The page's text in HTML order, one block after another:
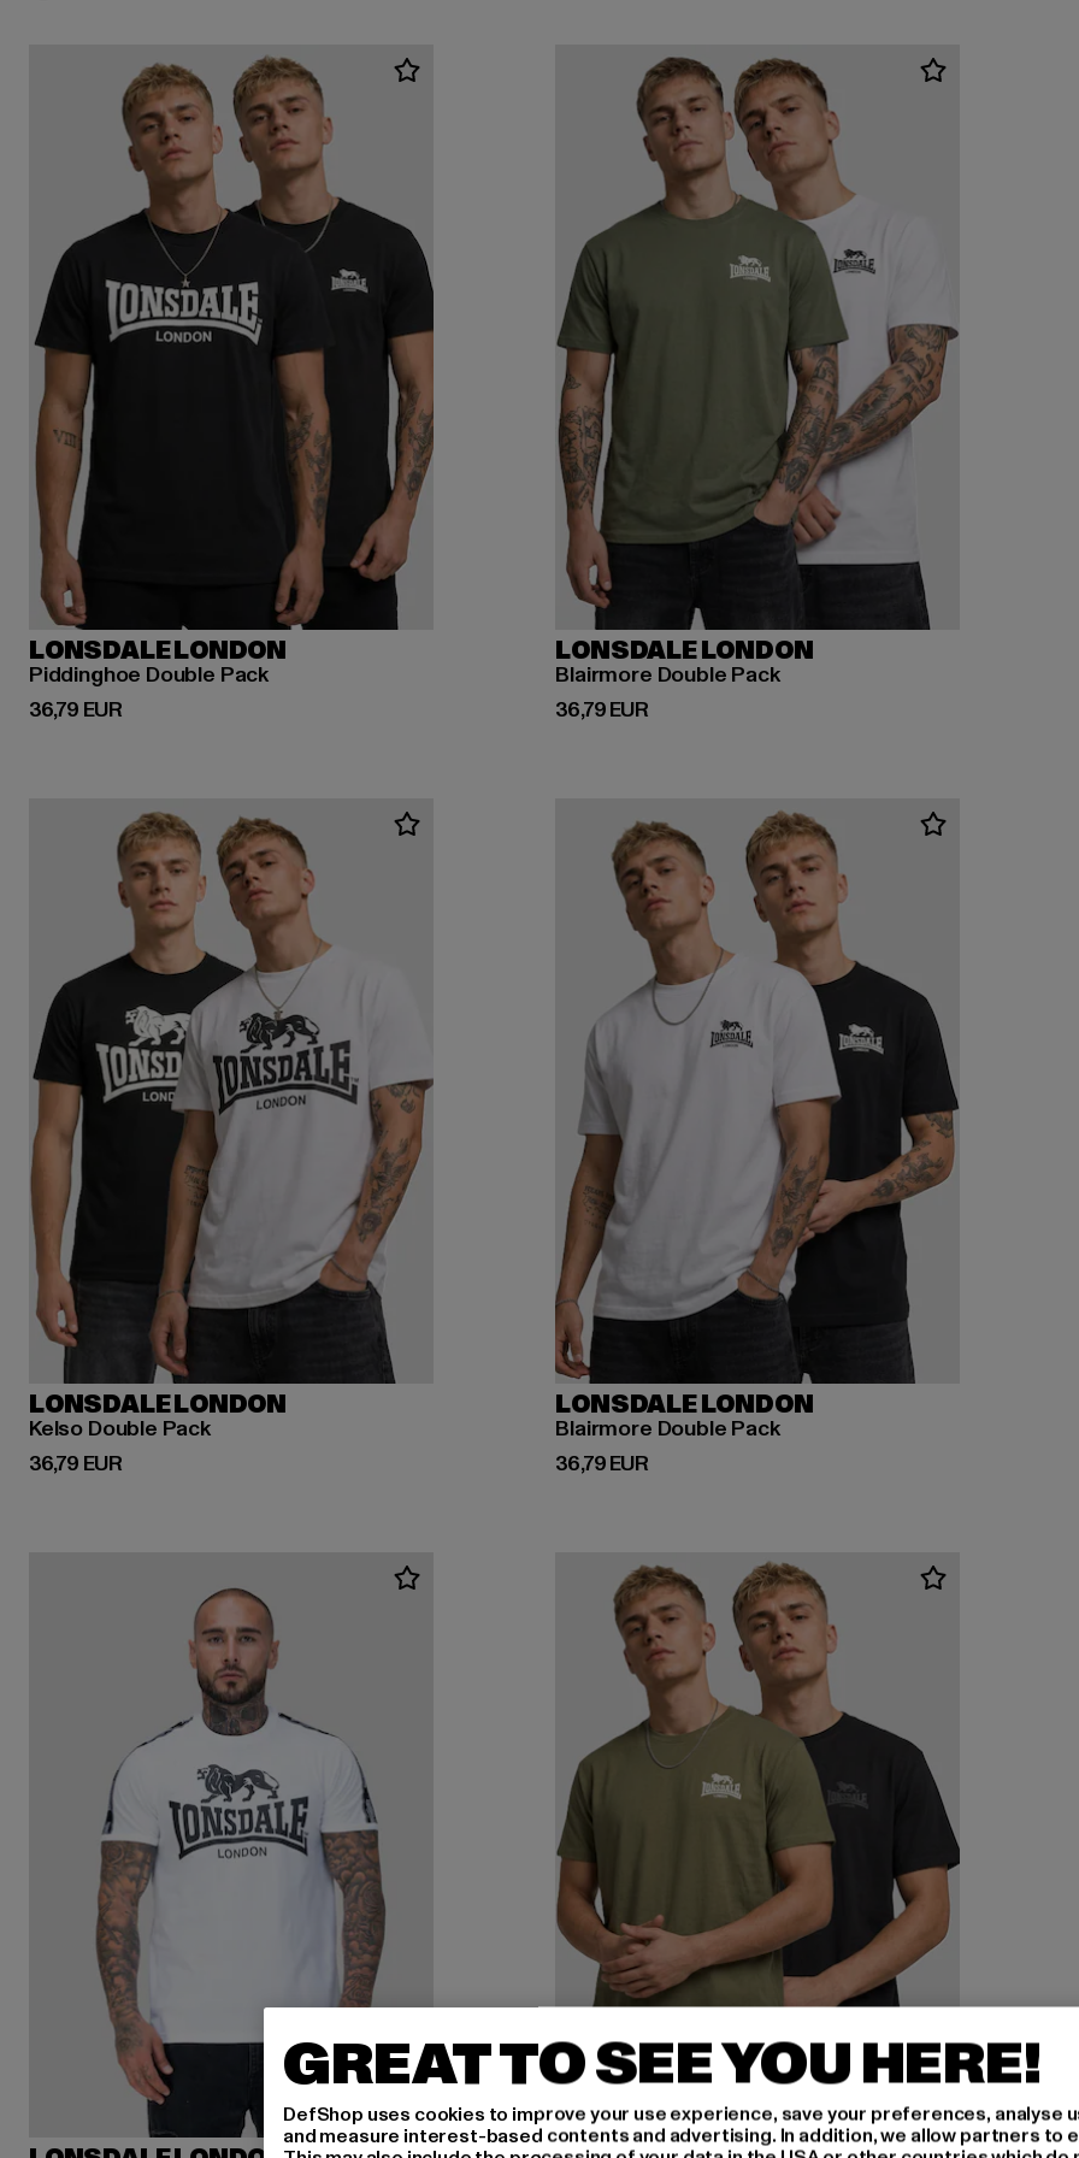
LONSDALE LONDON
Piddinghoe Double Pack
36,79 EUR
Derzeitiger Preis: 36,79 EUR
LONSDALE LONDON
Blairmore Double Pack
36,79 EUR
Derzeitiger Preis: 36,79 EUR
LONSDALE LONDON
Kelso Double Pack
36,79 EUR
Derzeitiger Preis: 36,79 EUR
LONSDALE LONDON
Blairmore Double Pack
36,79 EUR
Derzeitiger Preis: 36,79 EUR
GREAT TO SEE YOU HERE!
DefShop uses cookies to improve your use experience, save your preferences, analyse
and measure interest-based contents and advertising. In addition, we allow partners to